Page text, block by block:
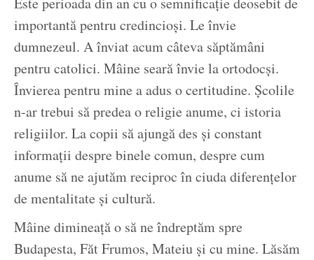
importantă pentru credincioși. Le învie
dumnezeul. A înviat acum câteva săptămâni
pentru catolici. Mâine seară învie la ortodocși.
Învierea pentru mine a adus o certitudine. Școlile
n-ar trebui să predea o religie anume, ci istoria
religiilor. La copii să ajungă des și constant
informații despre binele comun, despre cum
anume să ne ajutăm reciproc în ciuda diferențelor
de mentalitate și cultură.
Mâine dimineață o să ne îndreptăm spre
Budapesta, Făt Frumos, Mateiu și cu mine. Lăsăm